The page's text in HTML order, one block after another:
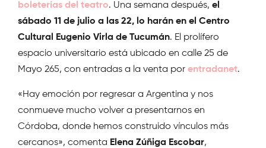
boleterías del teatro. Una semana después, el
sábado 11 de julio a las 22, lo harán en el Centro
Cultural Eugenio Virla de Tucumán. El prolífero
espacio universitario está ubicado en calle 25 de
Mayo 265, con entradas a la venta por entradanet.
«Hay emoción por regresar a Argentina y nos
conmueve mucho volver a presentarnos en
Córdoba, donde hemos construido vínculos más
cercanos», comenta Elena Zúñiga Escobar,